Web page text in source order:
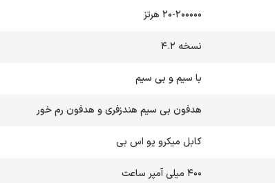
۲۰-۲۰۰۰۰۰ هرتز
نسخه 4.2
با سیم و بی سیم
هدفون بی سیم هندزفری و هدفون رم خور
کابل میکرو یو اس بی
400 میلی آمپر ساعت